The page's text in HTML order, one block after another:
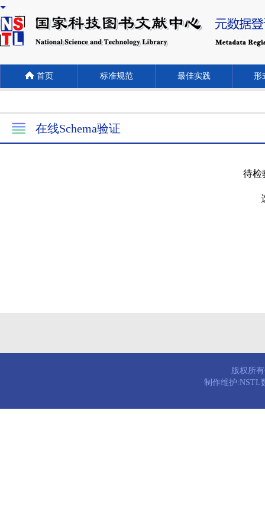
首页 标准规范 最佳实践 形
在线Schema验证
待检
版权所
制作维护:NSTL